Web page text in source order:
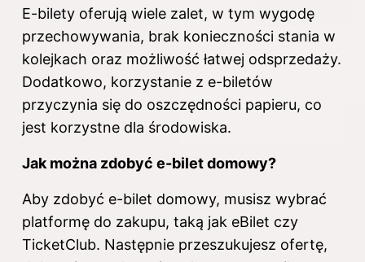
E-bilety oferują wiele zalet, w tym wygodę
przechowywania, brak konieczności stania w
kolejkach oraz możliwość łatwej odsprzedaży.
Dodatkowo, korzystanie z e-biletów
przyczynia się do oszczędności papieru, co
jest korzystne dla środowiska.
Jak można zdobyć e-bilet domowy?
Aby zdobyć e-bilet domowy, musisz wybrać
platformę do zakupu, taką jak eBilet czy
TicketClub. Następnie przeszukujesz ofertę,